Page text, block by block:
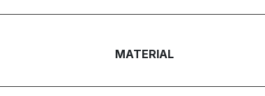
MATERIAL